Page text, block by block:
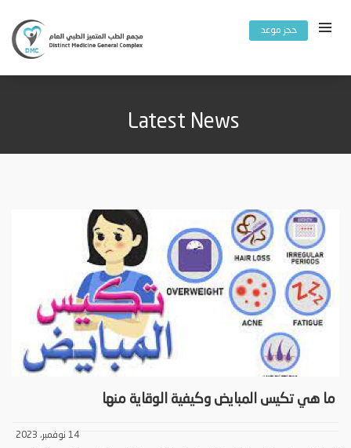
حجز موعد
Latest News
ما هي تكيس المبايض وكيفية الوقاية منها
14 نوفمبر، 2023